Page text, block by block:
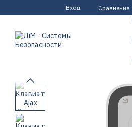
Перейти к основному контенту
Вход Сравнение